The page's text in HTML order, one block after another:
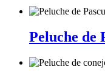
Peluche de